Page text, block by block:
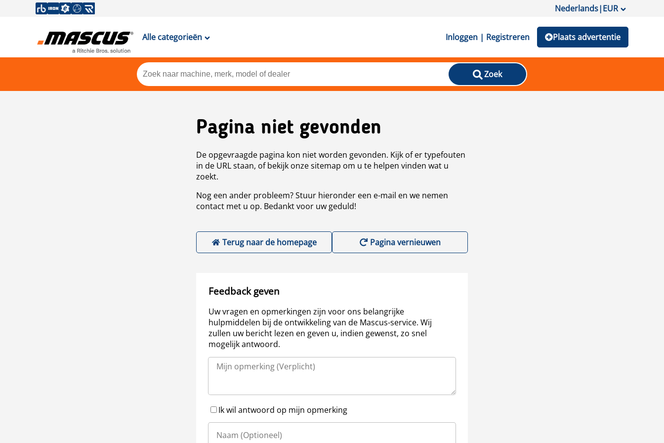
Nederlands|EUR
Alle categorieën Inloggen | Registreren Plaats advertentie
Zoek
Pagina niet gevonden
De opgevraagde pagina kon niet worden gevonden. Kijk of er typefouten
in de URL staan, of bekijk onze sitemap om u te helpen vinden wat u
zoekt.
Nog een ander probleem? Stuur hieronder een e-mail en we nemen
contact met u op. Bedankt voor uw geduld!
Terug naar de homepage Pagina vernieuwen
Feedback geven
Uw vragen en opmerkingen zijn voor ons belangrijke
hulpmiddelen bij de ontwikkeling van de Mascus-service. Wij
zullen uw bericht lezen en geven u, indien gewenst, zo snel
mogelijk antwoord.
Ik wil antwoord op mijn opmerking